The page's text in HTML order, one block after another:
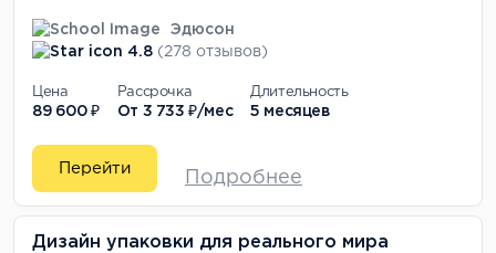
Эдюсон
4.8 (278 отзывов)
Цена
89 600 ₽
Рассрочка
От 3 733 ₽/мес
Длительность
5 месяцев
Перейти
Подробнее
Дизайн упаковки для реального мира